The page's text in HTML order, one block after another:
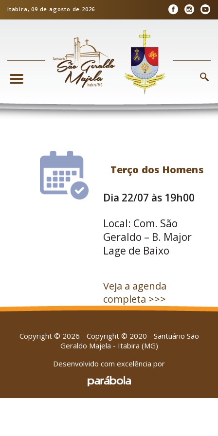
Itabira, 09 de agosto de 2026
Terço dos Homens
Dia 22/07 às 19h00
Local: Com. São
Geraldo – B. Major
Lage de Baixo
Veja a agenda
completa >>>
Copyright © 2026 - Copyright © 2020 - Santuário São
Geraldo Majela - Itabira (MG)
Desenvolvido com excelência por